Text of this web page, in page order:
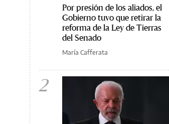
Por presión de los aliados, el
Gobierno tuvo que retirar la
reforma de la Ley de Tierras
del Senado
María Cafferata
2